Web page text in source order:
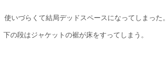
いづらくて結局デッドスペースになってしまった。
の段はジャケットの裾が床をすってしまう。